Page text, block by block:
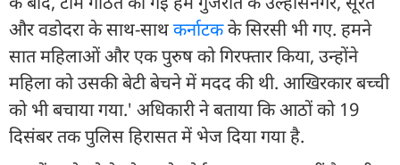
और वडोदरा के साथ-साथकर्नाटकके सिरसी भी गए. हमने
सात महिलाओं और एक पुरुष को गिरफ्तार किया, उन्होंने
महिला को उसकी बेटी बेचने में मदद की थी. आखिरकार बच्ची
को भी बचाया गया.' अधिकारी ने बताया कि आठों को 19
दिसंबर तक पुलिस हिरासत में भेज दिया गया है.